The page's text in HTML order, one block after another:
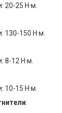
20-25 Н·м.
130-150 Н·м.
8-12 Н·м.
10-15 Н·м.
: